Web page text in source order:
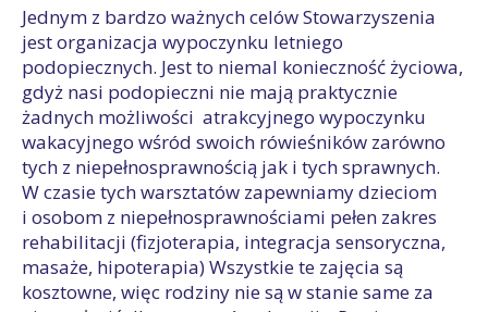
Jednym z bardzo ważnych celów Stowarzyszenia
jest organizacja wypoczynku letniego
podopiecznych. Jest to niemal konieczność życiowa,
gdyż nasi podopieczni nie mają praktycznie
żadnych możliwości atrakcyjnego wypoczynku
wakacyjnego wśród swoich rówieśników zarówno
tych z niepełnosprawnością jak i tych sprawnych.
W czasie tych warsztatów zapewniamy dzieciom
i osobom z niepełnosprawnościami pełen zakres
rehabilitacji (fizjoterapia, integracja sensoryczna,
masaże, hipoterapia) Wszystkie te zajęcia są
kosztowne, więc rodziny nie są w stanie same za